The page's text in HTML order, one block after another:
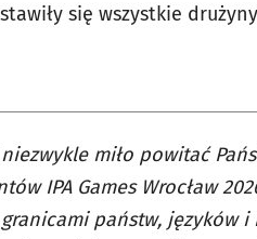
się wszystkie
niezwykle miło powitać
IPA Games Wrocław
państw, języków